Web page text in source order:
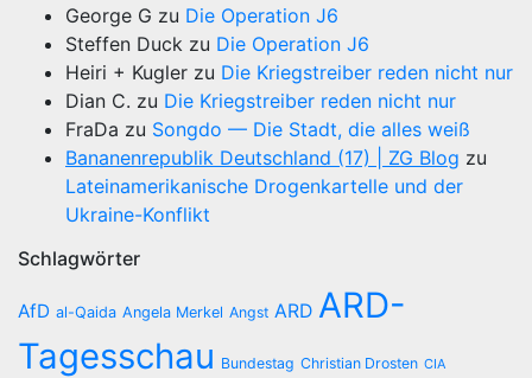
George G zu Die Operation J6
Steffen Duck zu Die Operation J6
Heiri + Kugler zu Die Kriegstreiber reden nicht nur
Dian C. zu Die Kriegstreiber reden nicht nur
FraDa zu Songdo — Die Stadt, die alles weiß
Bananenrepublik Deutschland (17) | ZG Blog zu
Lateinamerikanische Drogenkartelle und der
Ukraine-Konflikt
Schlagwörter
AfD al-Qaida Angela Merkel Angst ARD ARD-
Tagesschau Bundestag Christian Drosten CIA